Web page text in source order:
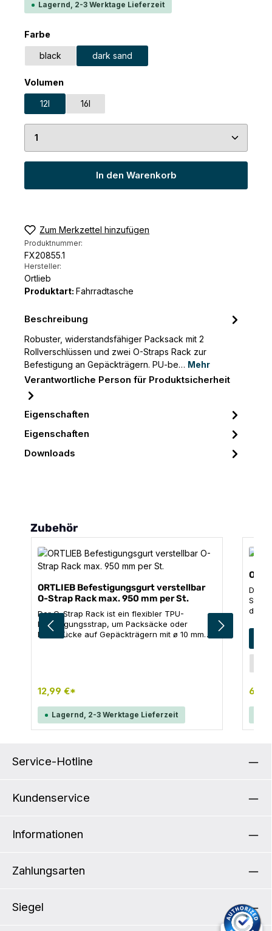
Lagernd, 2-3 Werktage Lieferzeit
Farbeauswählen
black dark sand
Volumenauswählen
12l 16l
Produkt Anzahl: Gib den gewünschten Wert
In den Warenkorb
Zum Merkzettel hinzufügen
Produktnummer:
FX20855.1
Hersteller:
Ortlieb
Produktart: Fahrradtasche
Beschreibung
Robuster, widerstandsfähiger Packsack mit 2
Rollverschlüssen und zwei O-Straps Rack zur
Befestigung an Gepäckträgern. PU-be… Mehr
Verantwortliche Person für Produktsicherheit
Eigenschaften
Eigenschaften
Downloads
Produktgalerie überspringen
Zubehör
ORTLIEB Befestigungsgurt verstellbar
O-Strap Rack max. 950 mm per St.
Der O-Strap Rack ist ein flexibler TPU-
Befestigungsstrap, um Packsäcke oder
Packstücke auf Gepäckträgern mit ø 10 mm
Die maximale Länge beträgt 950 mm.
12,99 €*
Lagernd, 2-3 Werktage Lieferzeit
Die
Service-Hotline
Kundenservice
Informationen
Zahlungsarten
Siegel